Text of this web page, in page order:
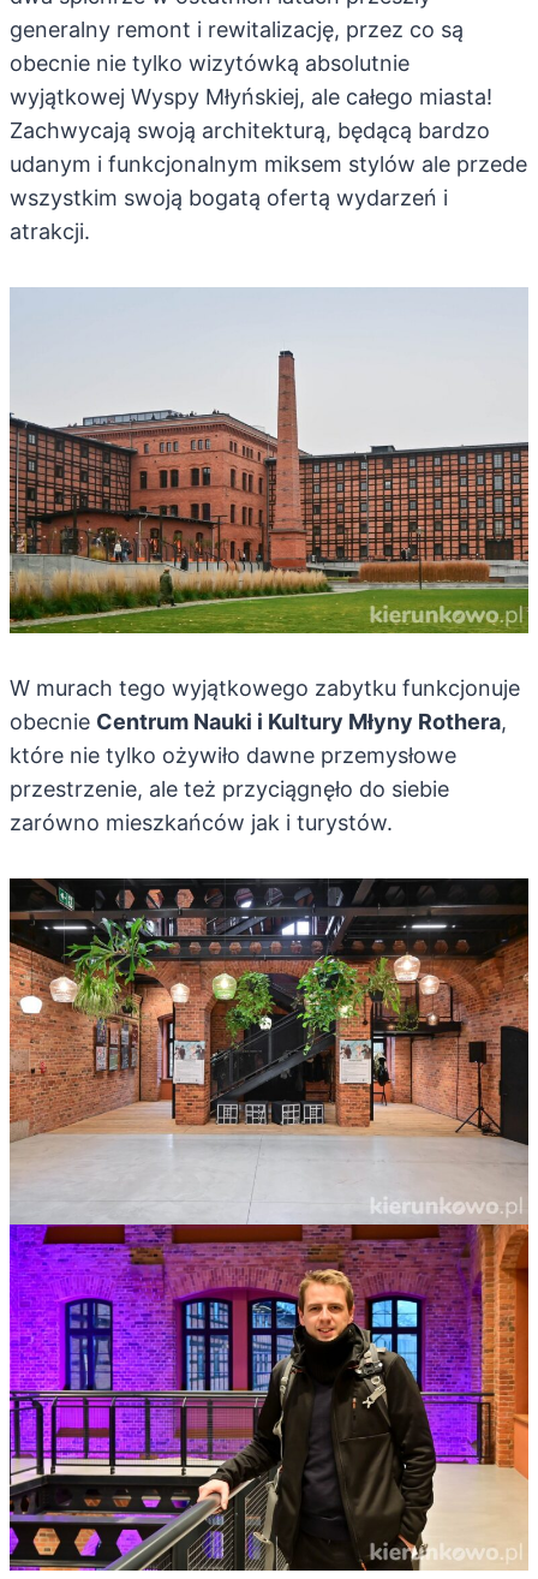
generalny remont i rewitalizację, przez co są
obecnie nie tylko wizytówką absolutnie
wyjątkowej Wyspy Młyńskiej, ale całego miasta!
Zachwycają swoją architekturą, będącą bardzo
udanym i funkcjonalnym miksem stylów ale przede
wszystkim swoją bogatą ofertą wydarzeń i
atrakcji.
W murach tego wyjątkowego zabytku funkcjonuje
obecnie Centrum Nauki i Kultury Młyny Rothera,
które nie tylko ożywiło dawne przemysłowe
przestrzenie, ale też przyciągnęło do siebie
zarówno mieszkańców jak i turystów.